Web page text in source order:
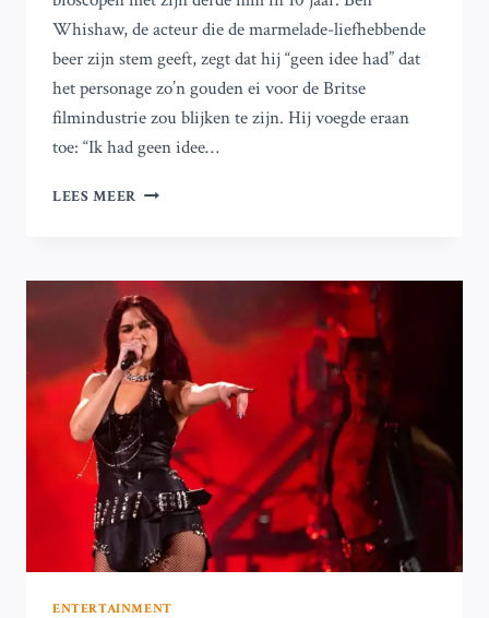
Whishaw, de acteur die de marmelade-liefhebbende
beer zijn stem geeft, zegt dat hij “geen idee had” dat
het personage zo’n gouden ei voor de Britse
filmindustrie zou blijken te zijn. Hij voegde eraan
toe: “Ik had geen idee…
LEES MEER NIEUWE
BOODSCHAP
VAN
‘VRIENDELIJKHEID’
NAAR
ASIELZOEKERS
ENTERTAINMENT